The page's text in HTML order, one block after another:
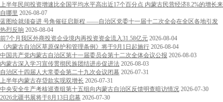
上半年民间投资增速比全国平均水平高出近17个百分点 内蒙古民营经济8.2%的增长来
自哪里 2026-08-07
蓝图绘就须奋进 号角催征启新程 ——自治区党委十一届十二次全会在全区各地引发
热烈反响 2026-08-04
前7个月我区外商投资企业境内再投资资金流入31.58亿元 2026-08-04
《内蒙古自治区草原保护和管理条例》将于9月1日起施行 2026-08-04
中国共产党内蒙古自治区第十一届委员会第十二次全体会议公报 2026-08-03
内蒙古深入学习宣传贯彻民族团结进步促进法 2026-08-03
自治区十四届人大常委会第二十九次会议闭幕 2026-07-31
上半年内蒙古存贷款实现双增长 2026-07-31
中央安全生产考核巡查组第十五组向内蒙古自治区反馈明查暗访情况 2026-07-30
2026北疆书展将于8月13日启幕 2026-07-30